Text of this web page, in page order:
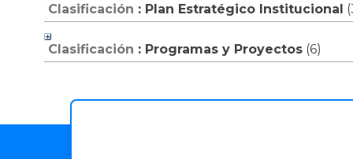
Clasificación : Plan Estratégico Institucional
Clasificación : Programas y Proyectos ‎(6)